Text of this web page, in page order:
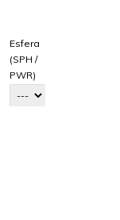
Esfera
(SPH /
PWR)